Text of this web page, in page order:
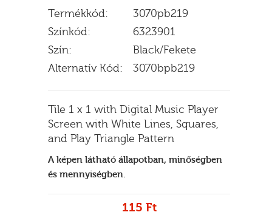
Termékkód:
3070pb219
Színkód:
6323901
Szín:
Black/Fekete
Alternatív Kód:
3070bpb219
Tile 1 x 1 with Digital Music Player
Screen with White Lines, Squares,
and Play Triangle Pattern
A képen látható állapotban, minőségben
és mennyiségben.
115 Ft